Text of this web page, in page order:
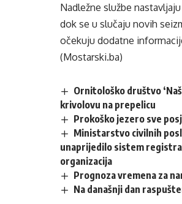
Nadležne službe
dok se u slučaju novih
očekuju dodatne
(Mostarski.ba)
Ornitološko društvo
krivolovu na prepelicu
Prokoško jezero sve
Ministarstvo civilnih
unaprijedilo sistem
organizacija
Prognoza vremena za
Na današnji dan